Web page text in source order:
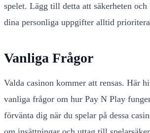
spelet. Lägg till detta att säkerheten
dina personliga uppgifter alltid
Vanliga Frågor
Valda casinon kommer att rensas. Här
vanliga frågor om hur Pay N Play
förvänta dig när du spelar på dessa